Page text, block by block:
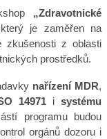
„Zdravotnické
je zaměřen na
zkušenosti z oblasti
prostředků.
nařízení MDR,
14971i systému
programu budou
orgánů dozoru i